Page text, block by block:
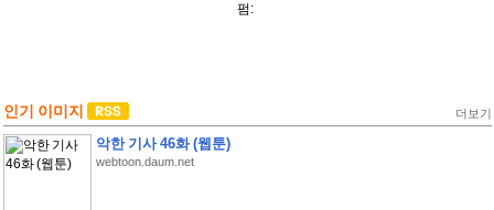
펌:
인기 이미지 더보기
악한 기사 46화 (웹툰)
webtoon.daum.net